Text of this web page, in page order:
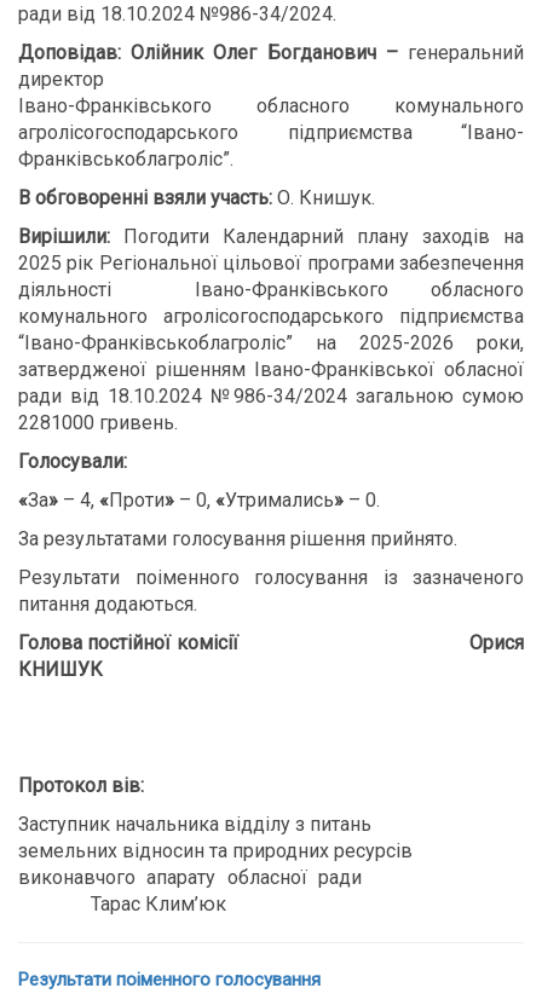
ради від 18.10.2024 №986-34/2024.
Доповідав: Олійник Олег Богданович – генеральний
директор
Івано-Франківського обласного комунального
агролісогосподарського підприємства “Івано-
Франківськоблагроліс”.
В обговоренні взяли участь: О. Книшук.
Вирішили: Погодити Календарний плану заходів на
2025 рік Регіональної цільової програми забезпечення
діяльності Івано-Франківського обласного
комунального агролісогосподарського підприємства
“Івано-Франківськоблагроліс” на 2025-2026 роки,
затвердженої рішенням Івано-Франківської обласної
ради від 18.10.2024 №986-34/2024 загальною сумою
2281000 гривень.
Голосували:
«За» – 4, «Проти» – 0, «Утримались» – 0.
За результатами голосування рішення прийнято.
Результати поіменного голосування із зазначеного
питання додаються.
Голова постійної комісії Орися
КНИШУК
Протокол вів:
Заступник начальника відділу з питань
земельних відносин та природних ресурсів
виконавчого апарату обласної ради
Тарас Клим’юк
Результати поіменного голосування